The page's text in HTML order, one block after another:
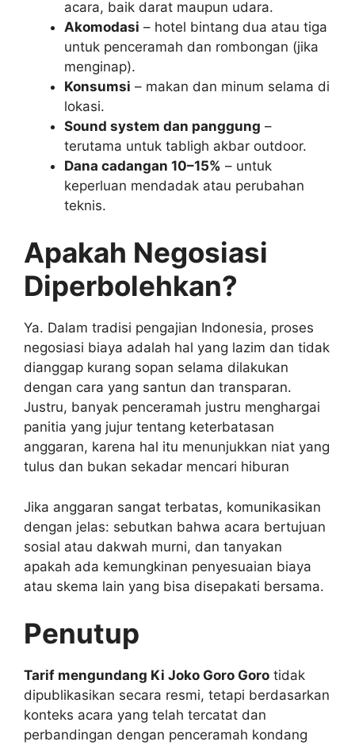
acara, baik darat maupun udara.
Akomodasi – hotel bintang dua atau tiga
untuk penceramah dan rombongan (jika
menginap).
Konsumsi – makan dan minum selama di
lokasi.
Sound system dan panggung –
terutama untuk tabligh akbar outdoor.
Dana cadangan 10–15% – untuk
keperluan mendadak atau perubahan
teknis.
Apakah Negosiasi
Diperbolehkan?
Ya. Dalam tradisi pengajian Indonesia, proses
negosiasi biaya adalah hal yang lazim dan tidak
dianggap kurang sopan selama dilakukan
dengan cara yang santun dan transparan.
Justru, banyak penceramah justru menghargai
panitia yang jujur tentang keterbatasan
anggaran, karena hal itu menunjukkan niat yang
tulus dan bukan sekadar mencari hiburan
Jika anggaran sangat terbatas, komunikasikan
dengan jelas: sebutkan bahwa acara bertujuan
sosial atau dakwah murni, dan tanyakan
apakah ada kemungkinan penyesuaian biaya
atau skema lain yang bisa disepakati bersama.
Penutup
Tarif mengundang Ki Joko Goro Goro tidak
dipublikasikan secara resmi, tetapi berdasarkan
konteks acara yang telah tercatat dan
perbandingan dengan penceramah kondang